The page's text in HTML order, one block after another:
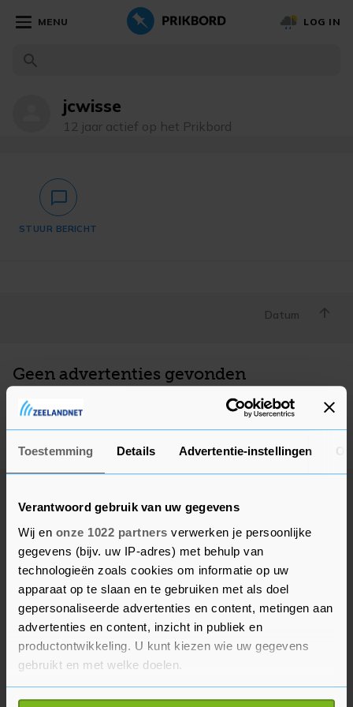
Toestemming Details Advertentie-instellingen
Verantwoord gebruik van uw gegevens
Wij en onze 1022 partners verwerken je persoonlijke
gegevens (bijv. uw IP-adres) met behulp van
technologieën zoals cookies om informatie op uw
apparaat op te slaan en te gebruiken met als doel
gepersonaliseerde advertenties en content, metingen aan
advertenties en content, inzicht in publiek en
productontwikkeling. U kunt kiezen wie uw gegevens
gebruikt en met welke doelen.
Als u het toestaat, willen we ook graag:
MENU LOG IN
jcwisse
12 jaar actief op het Prikbord
chat_bubble_outlined
STUUR BERICHT
Datum
Geen advertenties gevonden
Deze adverteerder heeft op dit moment geen actieve
advertenties, kom later nog eens terug.